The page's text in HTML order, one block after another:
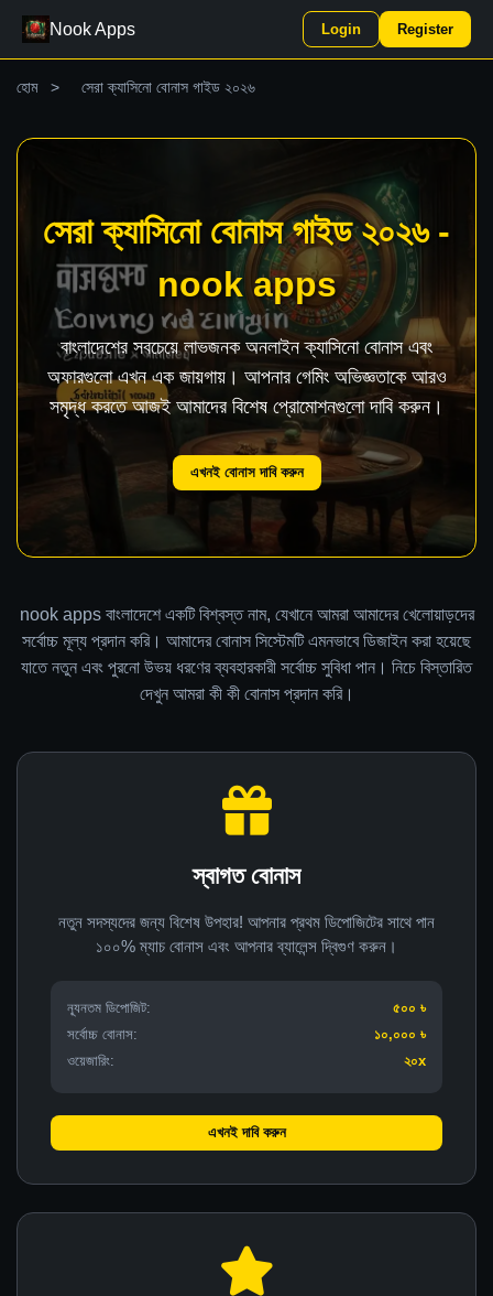
Nook Apps Login Register
হোম > সেরা ক্যাসিনো বোনাস গাইড ২০২৬
সেরা ক্যাসিনো বোনাস গাইড ২০২৬ -
nook apps
বাংলাদেশের সবচেয়ে লাভজনক অনলাইন ক্যাসিনো বোনাস এবং
অফারগুলো এখন এক জায়গায়। আপনার গেমিং অভিজ্ঞতাকে আরও
সমৃদ্ধ করতে আজই আমাদের বিশেষ প্রোমোশনগুলো দাবি করুন।
এখনই বোনাস দাবি করুন
nook apps বাংলাদেশে একটি বিশ্বস্ত নাম, যেখানে আমরা আমাদের খেলোয়াড়দের
সর্বোচ্চ মূল্য প্রদান করি। আমাদের বোনাস সিস্টেমটি এমনভাবে ডিজাইন করা হয়েছে
যাতে নতুন এবং পুরনো উভয় ধরণের ব্যবহারকারী সর্বোচ্চ সুবিধা পান। নিচে বিস্তারিত
দেখুন আমরা কী কী বোনাস প্রদান করি।
স্বাগত বোনাস
নতুন সদস্যদের জন্য বিশেষ উপহার! আপনার প্রথম ডিপোজিটের সাথে পান
১০০% ম্যাচ বোনাস এবং আপনার ব্যালেন্স দ্বিগুণ করুন।
ন্যূনতম ডিপোজিট:
৫০০ ৳
সর্বোচ্চ বোনাস:
১০,০০০ ৳
ওয়েজারিং:
২০x
এখনই দাবি করুন